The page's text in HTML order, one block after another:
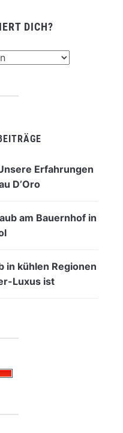
DICH?
Erfahrungen
D’Oro
am Bauernhof in
in kühlen Regionen
Luxus ist